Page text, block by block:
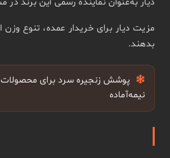
مزیت دیار برای خریدار عمده، تنوع
بدهند.
پوشش زنجیره سرد برای محصولات
نیمه‌آماده